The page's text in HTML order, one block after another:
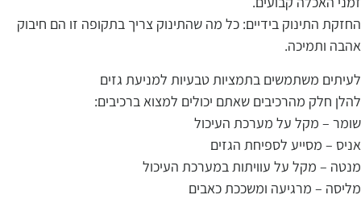
החזקת התינוק בידיים: כל מה שהתינוק צריך בתקופה זו הם חיבוק
אהבה ותמיכה.
לעיתים משתמשים בתמציות טבעיות למניעת גזים
להלן חלק מהרכיבים שאתם יכולים למצוא ברכיבים:
שומר – מקל על מערכת העיכול
אניס – מסייע לספיחת הגזים
מנטה – מקל על עוויתות במערכת העיכול
מליסה – מרגיעה ומשככת כאבים